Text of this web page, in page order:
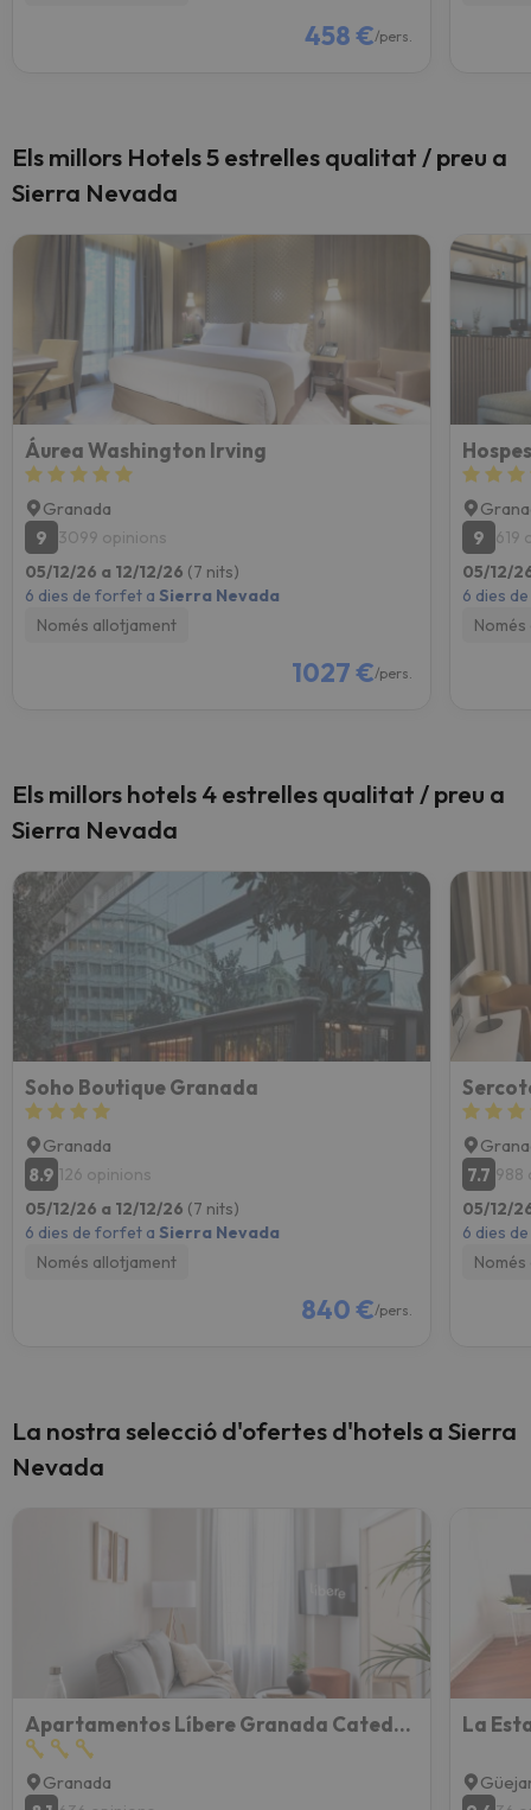
458 €/pers.
Els millors Hotels 5 estrelles qualitat / preu a
Sierra Nevada
Áurea Washington Irving
Granada
9
3099 opinions
05/12/26 a 12/12/26 (7 nits)
6 dies de forfet a Sierra Nevada
Només allotjament
1027 €/pers.
9
619
05/12/
6 dies
Els millors hotels 4 estrelles qualitat / preu a
Sierra Nevada
Soho Boutique Granada
Granada
8.9 126 opinions
05/12/26 a 12/12/26 (7 nits)
6 dies de forfet a Sierra Nevada
Només allotjament
840 €/pers.
7.7 988
05/12/
6 dies
La nostra selecció d'ofertes d'hotels a Sierra
Nevada
Apartamentos Líbere Granada Catedral
Granada
La